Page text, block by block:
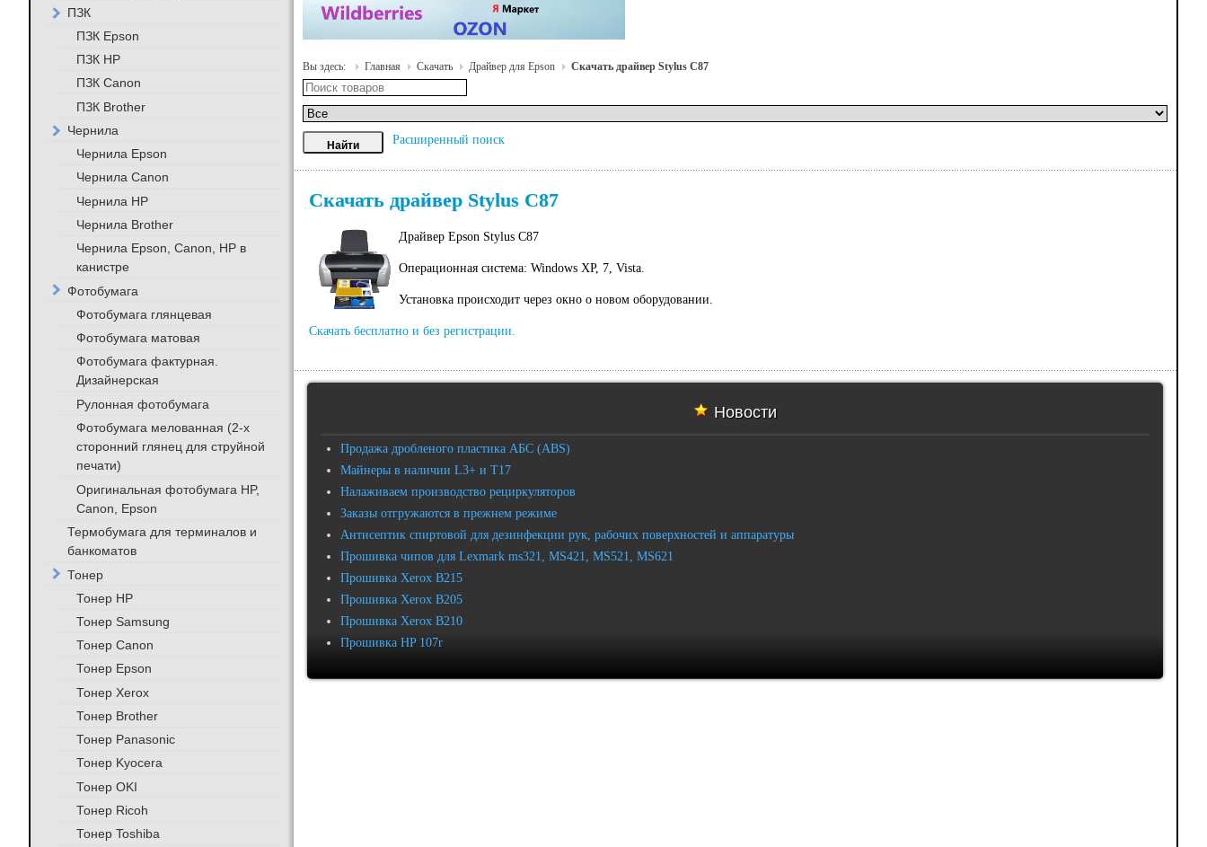
Вы здесь: Главная Скачать Драйвер для Epson Скачать драйвер Stylus C87
Расширенный поиск
Скачать драйвер Stylus C87
Драйвер Epson Stylus С87
Операционная система: Windows XP, 7, Vista.
Установка происходит через окно о новом оборудовании.
Скачать бесплатно и без регистрации.
Новости
Продажа дробленого пластика АБС (ABS)
Майнеры в наличии L3+ и T17
Налаживаем производство рециркуляторов
Заказы отгружаются в прежнем режиме
Антисептик спиртовой для дезинфекции рук, рабочих поверхностей и аппаратуры
Прошивка чипов для Lexmark ms321, MS421, MS521, MS621
Прошивка Xerox B215
Прошивка Xerox B205
Прошивка Xerox B210
Прошивка HP 107r
ПЗК
ПЗК Epson
ПЗК HP
ПЗК Canon
ПЗК Brother
Чернила
Чернила Epson
Чернила Canon
Чернила HP
Чернила Brother
Чернила Epson, Canon, HP в
канистре
Фотобумага
Фотобумага глянцевая
Фотобумага матовая
Фотобумага фактурная.
Дизайнерская
Рулонная фотобумага
Фотобумага мелованная (2-х
сторонний глянец для струйной
печати)
Оригинальная фотобумага HP,
Canon, Epson
Термобумага для терминалов и
банкоматов
Тонер
Тонер HP
Тонер Samsung
Тонер Canon
Тонер Epson
Тонер Xerox
Тонер Brother
Тонер Panasonic
Тонер Kyocera
Тонер OKI
Тонер Ricoh
Тонер Toshiba